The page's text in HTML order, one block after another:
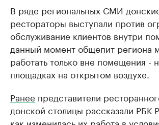
В ряде региональных СМИ
рестораторы выступали против
обслуживание клиентов внутри
данный момент общепит региона
работать только вне помещения -
площадках на открытом воздухе.
Ранее представители
донской столицы рассказали РБК